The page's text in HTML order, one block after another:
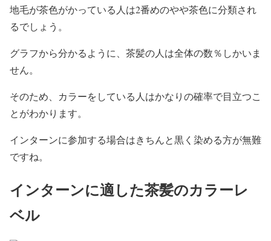
地毛が茶色がかっている人は2番めのやや茶色に分類され
るでしょう。
グラフから分かるように、茶髪の人は全体の数％しかいま
せん。
そのため、カラーをしている人はかなりの確率で目立つこ
とがわかります。
インターンに参加する場合はきちんと黒く染める方が無難
ですね。
インターンに適した茶髪のカラーレ
ベル